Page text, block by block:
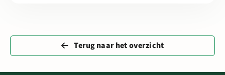
Terug naar het overzicht